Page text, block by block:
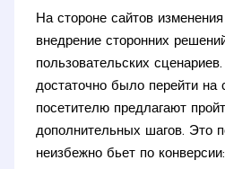
На стороне сайтов
внедрение сторонних
пользовательских
достаточно было перейти на
посетителю предлагают
дополнительных шагов. Это
неизбежно бьет по